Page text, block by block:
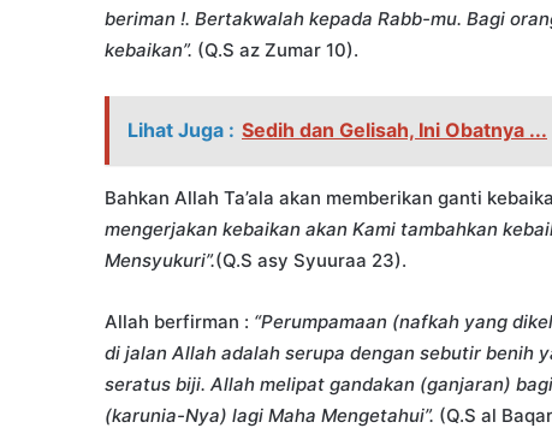
beriman !. Bertakwalah kepada Rabb-mu. Bagi
kebaikan”. (Q.S az Zumar 10).
Lihat Juga : Sedih dan Gelisah, Ini Obatnya ...
Bahkan Allah Ta’ala akan memberikan ganti
mengerjakan kebaikan akan Kami tambahkan
Mensyukuri”.(Q.S asy Syuuraa 23).
Allah berfirman : “Perumpamaan (nafkah yang
di jalan Allah adalah serupa dengan sebutir benih
seratus biji. Allah melipat gandakan (ganjaran)
(karunia-Nya) lagi Maha Mengetahui”. (Q.S al